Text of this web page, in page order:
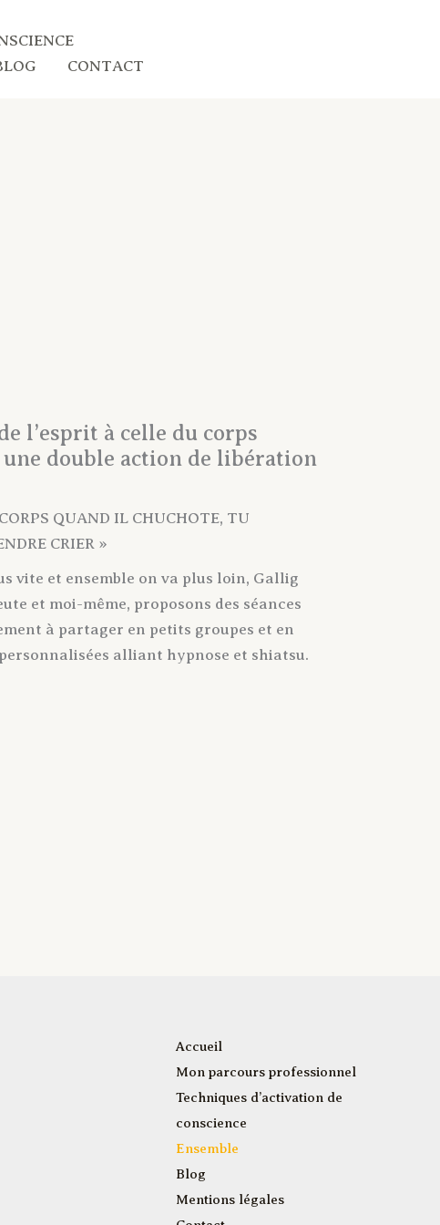
CONTACT
l’esprit à celle du corps
une double action de libération
QUAND IL CHUCHOTE, TU
CRIER »
vite et ensemble on va plus loin, Gallig
et moi-même, proposons des séances
à partager en petits groupes et en
alliant hypnose et shiatsu.
Accueil
Mon parcours professionnel
Techniques d’activation de
conscience
Ensemble
Blog
Mentions légales